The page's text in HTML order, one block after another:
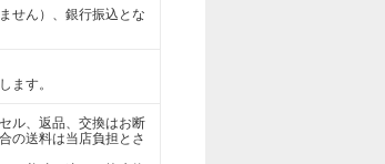
せん）、銀行振込とな
ます。
ル、返品、交換はお断
の送料は当店負担とさ